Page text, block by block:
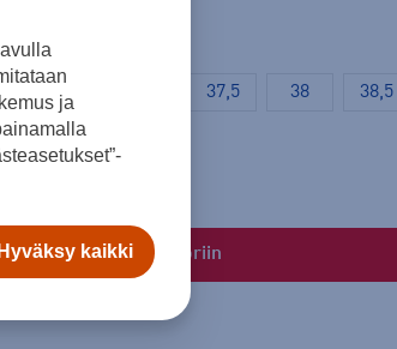
36 37,5 38 38,5
Lisää ostoskoriin
ja
Hyväksy kaikki